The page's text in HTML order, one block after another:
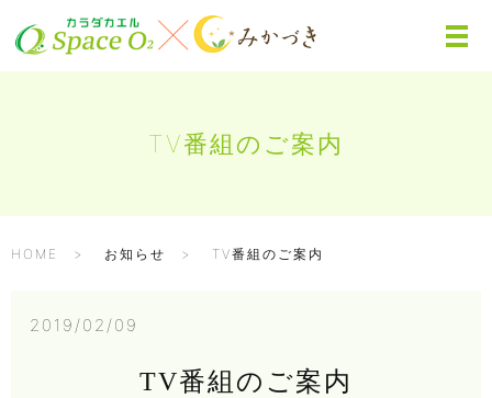
TV番組のご案内
HOME お知らせ TV番組のご案内
2019/02/09
TV番組のご案内